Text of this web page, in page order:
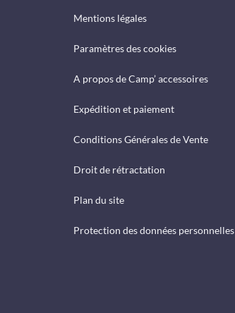
Mentions légales
Paramètres des cookies
A propos de Camp’ accessoires
Expédition et paiement
Conditions Générales de Vente
Droit de rétractation
Plan du site
Protection des données personnelles